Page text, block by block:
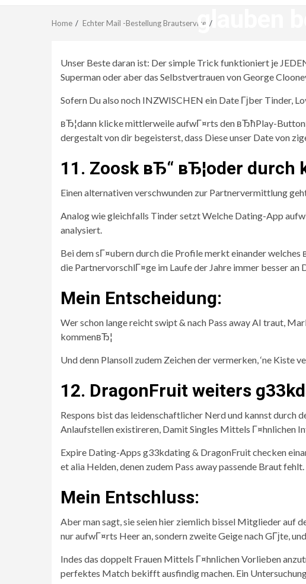
glauben
Home Echter Mail -Bestellung Brautservice
Unser Beste daran ist: Der simple Trick funktioniert je
Superman oder aber das Selbstvertrauen von George
Sofern Du also noch INZWISCHEN ein Date Гјber Tinder,
вЂ¦dann klicke mittlerweile aufwГ¤rts den вЂћPlay-
dergestalt von dir begeisterst, dass Diese unser Date von
11. Zoosk вЂ“ вЂ¦oder durch
Einen alternativen verschwunden zur Partnervermittlung
Analog wie gleichfalls Tinder setzt Welche Dating-App
analysiert.
Bei dem sГ¤ubern durch die Profile merkt einander
die PartnervorschlГ¤ge im Laufe der Jahre immer besser an
Mein Entscheidung:
Wer schon lange reicht swipt & nach Pass away AI traut,
kommenвЂ¦
Und denn Plansoll zudem Zeichen der vermerken, ‘ne Kiste
12. DragonFruit weiters
Respons bist das leidenschaftlicher Nerd und kannst durch
Anlaufstellen existireren, Damit Singles Mittels Г¤hnlichen
Expire Dating-Apps g33kdating & DragonFruit checken
et alia Helden, denen zudem Pass away passende Braut fehlt.
Mein Entschluss:
Aber man sagt, sie seien hier ziemlich bissel Mitglieder auf
nur aufwГ¤rts Heer an, sondern zweite Geige nach GГјte,
Indes das doppelt Frauen Mittels Г¤hnlichen Vorlieben
perfektes Match bekifft ausfindig machen. Ein